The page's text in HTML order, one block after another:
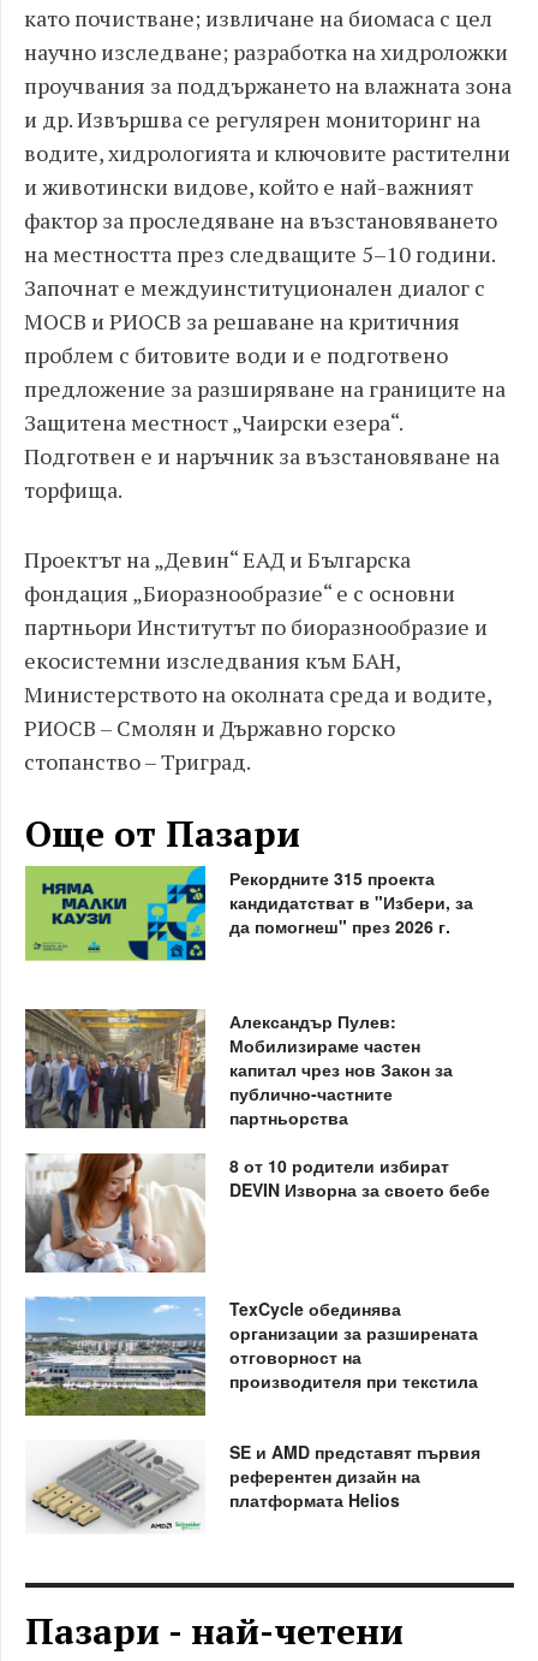
като почистване; извличане на биомаса с цел
научно изследване; разработка на хидроложки
проучвания за поддържането на влажната зона
и др. Извършва се регулярен мониторинг на
водите, хидрологията и ключовите растителни
и животински видове, който е най-важният
фактор за проследяване на възстановяването
на местността през следващите 5–10 години.
Започнат е междуинституционален диалог с
МОСВ и РИОСВ за решаване на критичния
проблем с битовите води и е подготвено
предложение за разширяване на границите на
Защитена местност „Чаирски езера“.
Подготвен е и наръчник за възстановяване на
торфища.
Проектът на „Девин“ ЕАД и Българска
фондация „Биоразнообразие“ е с основни
партньори Институтът по биоразнообразие и
екосистемни изследвания към БАН,
Министерството на околната среда и водите,
РИОСВ – Смолян и Държавно горско
стопанство – Триград.
Още от Пазари
Рекордните 315 проекта
кандидатстват в "Избери, за
да помогнеш" през 2026 г.
Александър Пулев:
Мобилизираме частен
капитал чрез нов Закон за
публично-частните
партньорства
8 от 10 родители избират
DEVIN Изворна за своето бебе
TexCycle обединява
организации за разширената
отговорност на
производителя при текстила
SE и AMD представят първия
референтен дизайн на
платформата Helios
Пазари - най-четени